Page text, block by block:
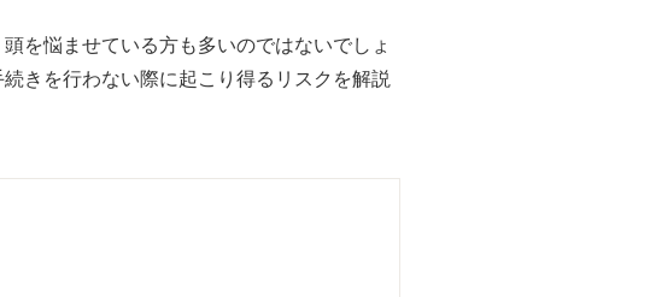
を悩ませている方も多いのではないでしょ
きを行わない際に起こり得るリスクを解説